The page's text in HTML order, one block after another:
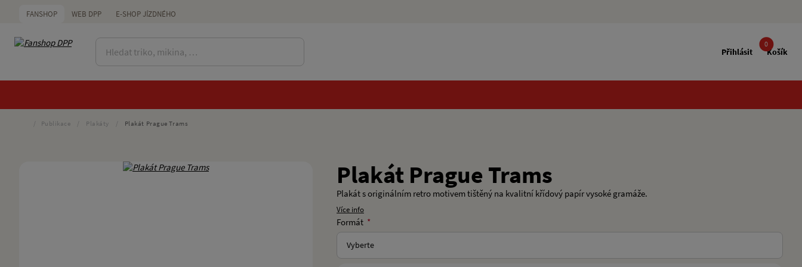
FANSHOP WEB DPP E-SHOP JÍZDNÉHO
Přihlásit
0
Košík
Publikace Plakáty Plakát Prague Trams
Plakát Prague Trams
Plakát s originálním retro motivem tištěný na kvalitní křídový papír vysoké gramáže.
Více info
Formát
Vyberte